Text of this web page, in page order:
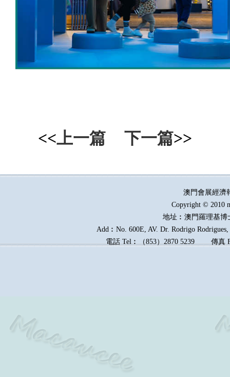
<<上一篇 下一篇>>
澳門會展經
Copyright © 2010
地址︰澳門羅理基博
Add︰No. 600E, AV. Dr. Rodrigo
電話 Tel︰（853）2870 5239傳真